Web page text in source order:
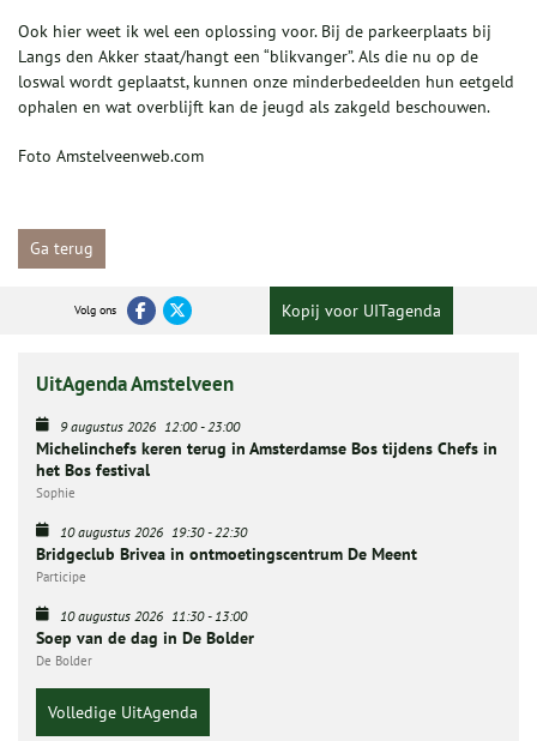
Ook hier weet ik wel een oplossing voor. Bij de parkeerplaats bij
Langs den Akker staat/hangt een “blikvanger”. Als die nu op de
loswal wordt geplaatst, kunnen onze minderbedeelden hun eetgeld
ophalen en wat overblijft kan de jeugd als zakgeld beschouwen.
Foto Amstelveenweb.com
Ga terug
Volg ons Kopij voor UITagenda
UitAgenda Amstelveen
9 augustus 2026 12:00-23:00
Michelinchefs keren terug in Amsterdamse Bos tijdens Chefs in
het Bos festival
Sophie
10 augustus 2026 19:30-22:30
Bridgeclub Brivea in ontmoetingscentrum De Meent
Participe
10 augustus 2026 11:30-13:00
Soep van de dag in De Bolder
De Bolder
Volledige UitAgenda